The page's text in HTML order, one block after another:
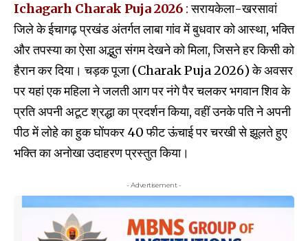
Ichagarh Charak Puja 2026 :सरायकेला-खरसावां
जिले के ईचागढ़ प्रखंड अंतर्गत लाबा गांव में बुधवार को आस्था, भक्ति
और तपस्या का ऐसा अद्भुत संगम देखने को मिला, जिसने हर किसी को
हैरान कर दिया। चड़क पूजा (Charak Puja 2026) के अवसर
पर यहां एक महिला ने जलती आग पर नंगे पैर चलकर भगवान शिव के
प्रति अपनी अटूट श्रद्धा का प्रदर्शन किया, वहीं उनके पति ने अपनी
पीठ में लोहे का हुक घोंपकर 40 फीट ऊंचाई पर चरखी से झूलते हुए
भक्ति का अनोखा उदाहरण प्रस्तुत किया।
- Advertisement -